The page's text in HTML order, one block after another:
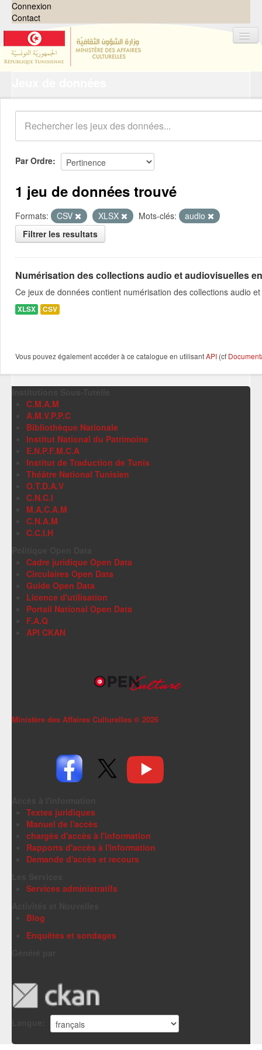
Connexion
Contact
Organisations
Groupes
Demandes 0
À propos
Par Ordre
1 jeu de données trouvé
Formats: CSV XLSX Mots-clés:
audio
Filtrer les resultats
Numérisation des collections audio et audiovisuelles
Ce jeux de données contient numérisation des collections audio
XLSX CSV
Vous pouvez également accéder à ce catalogue en utilisantAPI (cf
C.M.A.M
A.M.V.P.P.C
Bibliothèque Nationale
Institut National du Patrimoine
E.N.P.F.M.C.A
Institut de Traduction de Tunis
Théâtre National Tunisien
O.T.D.A.V
C.N.C.I
M.A.C.A.M
C.N.A.M
C.C.I.H
Cadre juridique Open Data
Circulaires Open Data
Guide Open Data
Licence d'utilisation
Portail National Open Data
F.A.Q
API CKAN
Ministère des Affaires Culturelles © 2026
Textes juridiques
Manuel de l'accès
chargés d'accès à l'information
Rapports d'accès à l'information
Demande d'accès et recours
Services administratifs
Blog
Enquêtes et sondages